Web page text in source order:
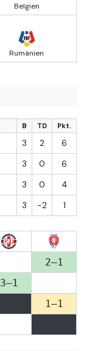
Belgien
Rumänien
B TD Pkt.
3 2
6
3 0
6
3 0
4
3 -2 1
2–1
3–1
1–1